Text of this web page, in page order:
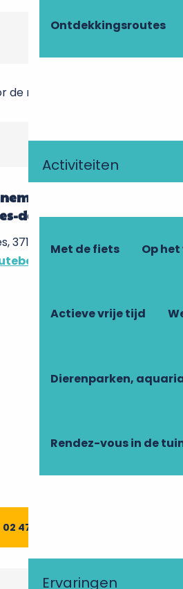
Ontdekkingsroutes
Activiteiten
Met de fiets Op
Actieve vrije tijd
Dierenparken,
Rendez-vous in de
Ervaringen
de nacht
de camping-
de-Touraine
37140 Coteaux-sur-Loire
02 47 96 98